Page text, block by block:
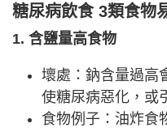
糖尿病飲食 3類食物
1. 含鹽量高食物
壞處：鈉含量過高
使糖尿病惡化，或
食物例子：油炸食